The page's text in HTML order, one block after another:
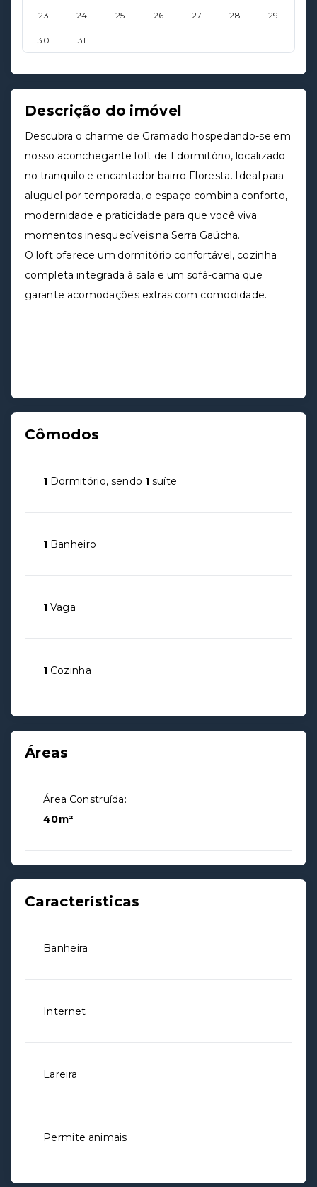
23 24 25 26 27 28 29
30 31
Descrição do imóvel
Descubra o charme de Gramado hospedando-se em
nosso aconchegante loft de 1 dormitório, localizado
no tranquilo e encantador bairro Floresta. Ideal para
aluguel por temporada, o espaço combina conforto,
modernidade e praticidade para que você viva
momentos inesquecíveis na Serra Gaúcha.
O loft oferece um dormitório confortável, cozinha
completa integrada à sala e um sofá-cama que
garante acomodações extras com comodidade.
Cômodos
1 Dormitório, sendo 1 suíte
1 Banheiro
1 Vaga
1 Cozinha
Áreas
Área Construída:
40m²
Características
Banheira
Internet
Lareira
Permite animais